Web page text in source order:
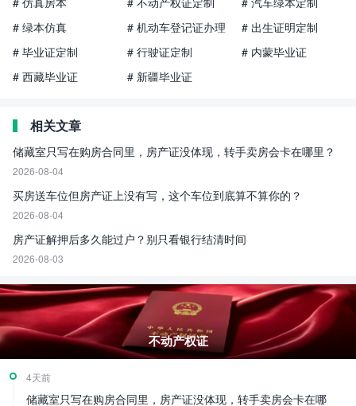
# 绿本仿真
# 机动车登记证办理
# 出生证明定制
# 毕业证定制
# 行驶证定制
# 内蒙毕业证
# 西藏毕业证
# 新疆毕业证
相关文章
储藏室只写在购房合同里，房产证没体现，转手卖房会卡在哪里？
2026-08-04
买房送车位但房产证上没有写，这个车位到底算不算你的？
2026-08-04
房产证解押后多久能过户？别只看银行结清时间
2026-08-03
不动产权证
4天前
储藏室只写在购房合同里，房产证没体现，转手卖房会卡在哪